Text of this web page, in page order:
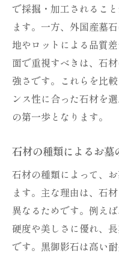
で採掘・加工されるこ
ます。一方、外国産墓
地やロットによる品質
面で重視すべきは、石
強さです。これらを比
ンス性に合った石材を
の第一歩となります。
石材の種類によるお墓
石材の種類によって、
ます。主な理由は、石
異なるためです。例え
硬度や美しさに優れ、
です。黒御影石は高い